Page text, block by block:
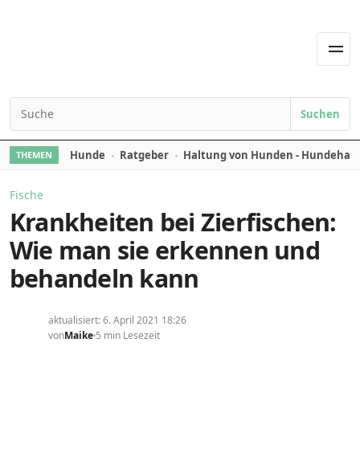
Search for:
Suchen
THEMEN Hunde Ratgeber Haltung von Hunden -
Fische
Krankheiten bei Zierfischen:
Wie man sie erkennen und
behandeln kann
aktualisiert: 6. April 2021 18:26
vonMaike 5 min Lesezeit